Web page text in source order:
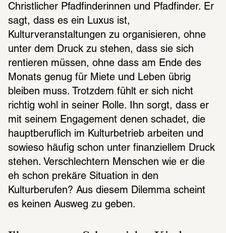
Christlicher Pfadfinderinnen und Pfadfinder. Er
sagt, dass es ein Luxus ist,
Kulturveranstaltungen zu organisieren, ohne
unter dem Druck zu stehen, dass sie sich
rentieren müssen, ohne dass am Ende des
Monats genug für Miete und Leben übrig
bleiben muss. Trotzdem fühlt er sich nicht
richtig wohl in seiner Rolle. Ihn sorgt, dass er
mit seinem Engagement denen schadet, die
hauptberuflich im Kulturbetrieb arbeiten und
sowieso häufig schon unter finanziellem Druck
stehen. Verschlechtern Menschen wie er die
eh schon prekäre Situation in den
Kulturberufen? Aus diesem Dilemma scheint
es keinen Ausweg zu geben.